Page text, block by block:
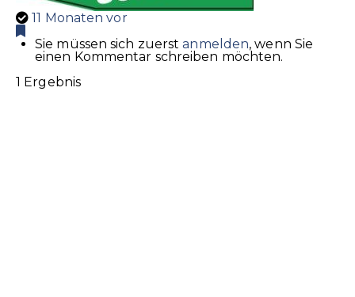
11 Monaten vor
Sie müssen sich zuerstanmelden, wenn Sie
einen Kommentar schreiben möchten.
1 Ergebnis